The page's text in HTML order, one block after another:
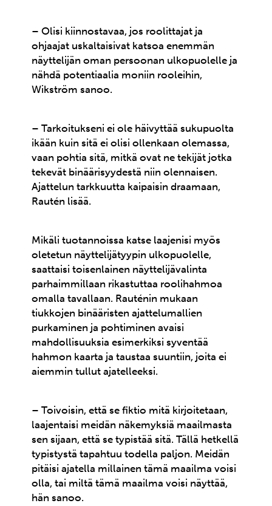
– Olisi kiinnostavaa, jos roolittajat ja
ohjaajat uskaltaisivat katsoa enemmän
näyttelijän oman persoonan ulkopuolelle ja
nähdä potentiaalia moniin rooleihin,
Wikström sanoo.
– Tarkoitukseni ei ole häivyttää sukupuolta
ikään kuin sitä ei olisi ollenkaan olemassa,
vaan pohtia sitä, mitkä ovat ne tekijät jotka
tekevät binäärisyydestä niin olennaisen.
Ajattelun tarkkuutta kaipaisin draamaan,
Rautén lisää.
Mikäli tuotannoissa katse laajenisi myös
oletetun näyttelijätyypin ulkopuolelle,
saattaisi toisenlainen näyttelijävalinta
parhaimmillaan rikastuttaa roolihahmoa
omalla tavallaan. Rauténin mukaan
tiukkojen binääristen ajattelumallien
purkaminen ja pohtiminen avaisi
mahdollisuuksia esimerkiksi syventää
hahmon kaarta ja taustaa suuntiin, joita ei
aiemmin tullut ajatelleeksi.
– Toivoisin, että se fiktio mitä kirjoitetaan,
laajentaisi meidän näkemyksiä maailmasta
sen sijaan, että se typistää sitä. Tällä hetkellä
typistystä tapahtuu todella paljon. Meidän
pitäisi ajatella millainen tämä maailma voisi
olla, tai miltä tämä maailma voisi näyttää,
hän sanoo.